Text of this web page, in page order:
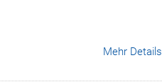
Mehr Details